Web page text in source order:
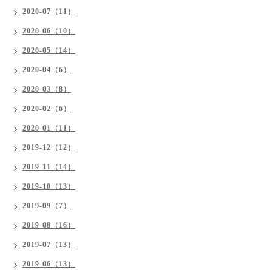
2020-07（11）
2020-06（10）
2020-05（14）
2020-04（6）
2020-03（8）
2020-02（6）
2020-01（11）
2019-12（12）
2019-11（14）
2019-10（13）
2019-09（7）
2019-08（16）
2019-07（13）
2019-06（13）